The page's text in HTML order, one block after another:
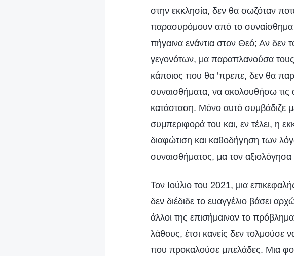
στην εκκλησία, δεν θα σωζόταν
παρασυρόμουν από το συναίσθημα
πήγαινα ενάντια στον Θεό; Αν δεν
γεγονότων, μα παραπλανούσα
κάποιος που θα ’πρεπε, δεν θα
συναισθήματα, να ακολουθήσω τις
κατάσταση. Μόνο αυτό συμβάδιζε
συμπεριφορά του και, εν τέλει, η
διαφώτιση και καθοδήγηση των
συναισθήματος, μα τον
Τον Ιούλιο του 2021, μια
δεν διέδιδε το ευαγγέλιο βάσει
άλλοι της επισήμαιναν το
λάθους, έτσι κανείς δεν τολμούσε
που προκαλούσε μπελάδες. Μια